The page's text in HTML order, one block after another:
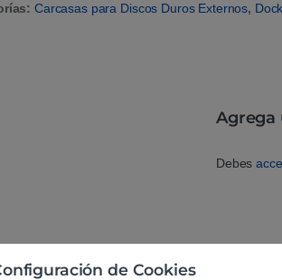
Carcasas para Discos Duros Externos,
Agrega
Debes
de Cookies